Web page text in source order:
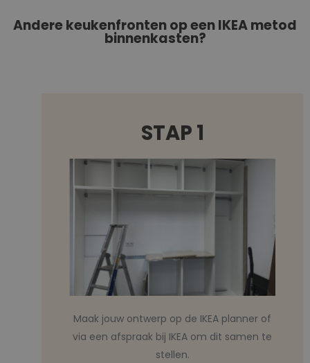
Andere keukenfronten op een IKEA metod
binnenkasten?
STAP 1
Maak jouw ontwerp op de IKEA planner of
via een afspraak bij IKEA om dit samen te
stellen.